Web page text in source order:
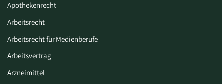
Apothekenrecht
Arbeitsrecht
Arbeitsrecht für Medienberufe
Arbeitsvertrag
Arzneimittel